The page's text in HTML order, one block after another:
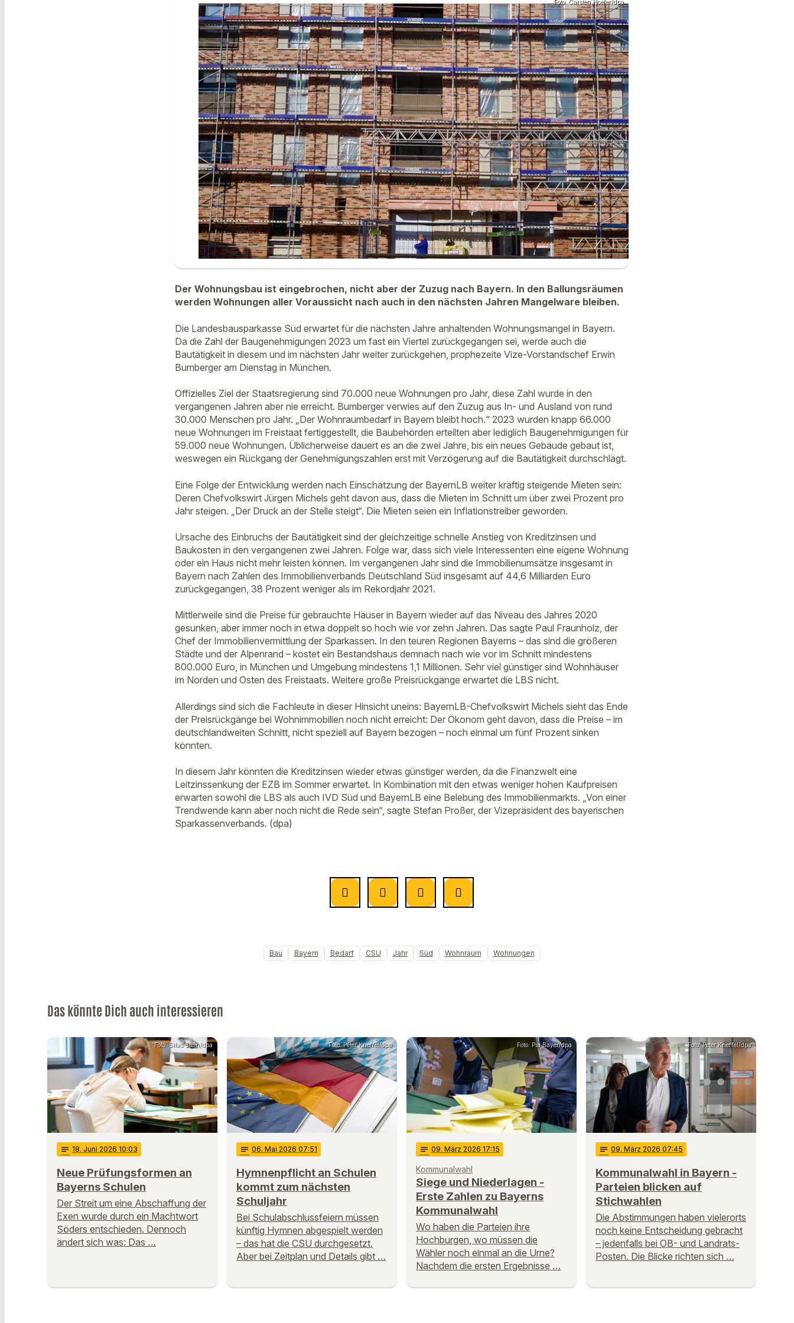
Foto: Carsten Hoefer/dpa
Der Wohnungsbau ist eingebrochen, nicht aber der Zuzug nach Bayern. In den Ballungsräumen
werden Wohnungen aller Voraussicht nach auch in den nächsten Jahren Mangelware bleiben.
Die Landesbausparkasse Süd erwartet für die nächsten Jahre anhaltenden Wohnungsmangel in Bayern.
Da die Zahl der Baugenehmigungen 2023 um fast ein Viertel zurückgegangen sei, werde auch die
Bautätigkeit in diesem und im nächsten Jahr weiter zurückgehen, prophezeite Vize-Vorstandschef Erwin
Bumberger am Dienstag in München.
Offizielles Ziel der Staatsregierung sind 70.000 neue Wohnungen pro Jahr, diese Zahl wurde in den
vergangenen Jahren aber nie erreicht. Bumberger verwies auf den Zuzug aus In- und Ausland von rund
30.000 Menschen pro Jahr. „Der Wohnraumbedarf in Bayern bleibt hoch.“ 2023 wurden knapp 66.000
neue Wohnungen im Freistaat fertiggestellt, die Baubehörden erteilten aber lediglich Baugenehmigungen für
59.000 neue Wohnungen. Üblicherweise dauert es an die zwei Jahre, bis ein neues Gebäude gebaut ist,
weswegen ein Rückgang der Genehmigungszahlen erst mit Verzögerung auf die Bautätigkeit durchschlägt.
Eine Folge der Entwicklung werden nach Einschätzung der BayernLB weiter kräftig steigende Mieten sein:
Deren Chefvolkswirt Jürgen Michels geht davon aus, dass die Mieten im Schnitt um über zwei Prozent pro
Jahr steigen. „Der Druck an der Stelle steigt“. Die Mieten seien ein Inflationstreiber geworden.
Ursache des Einbruchs der Bautätigkeit sind der gleichzeitige schnelle Anstieg von Kreditzinsen und
Baukosten in den vergangenen zwei Jahren. Folge war, dass sich viele Interessenten eine eigene Wohnung
oder ein Haus nicht mehr leisten können. Im vergangenen Jahr sind die Immobilienumsätze insgesamt in
Bayern nach Zahlen des Immobilienverbands Deutschland Süd insgesamt auf 44,6 Milliarden Euro
zurückgegangen, 38 Prozent weniger als im Rekordjahr 2021.
Mittlerweile sind die Preise für gebrauchte Häuser in Bayern wieder auf das Niveau des Jahres 2020
gesunken, aber immer noch in etwa doppelt so hoch wie vor zehn Jahren. Das sagte Paul Fraunholz, der
Chef der Immobilienvermittlung der Sparkassen. In den teuren Regionen Bayerns – das sind die größeren
Städte und der Alpenrand – kostet ein Bestandshaus demnach nach wie vor im Schnitt mindestens
800.000 Euro, in München und Umgebung mindestens 1,1 Millionen. Sehr viel günstiger sind Wohnhäuser
im Norden und Osten des Freistaats. Weitere große Preisrückgänge erwartet die LBS nicht.
Allerdings sind sich die Fachleute in dieser Hinsicht uneins: BayernLB-Chefvolkswirt Michels sieht das Ende
der Preisrückgänge bei Wohnimmobilien noch nicht erreicht: Der Ökonom geht davon, dass die Preise – im
deutschlandweiten Schnitt, nicht speziell auf Bayern bezogen – noch einmal um fünf Prozent sinken
könnten.
In diesem Jahr könnten die Kreditzinsen wieder etwas günstiger werden, da die Finanzwelt eine
Leitzinssenkung der EZB im Sommer erwartet. In Kombination mit den etwas weniger hohen Kaufpreisen
erwarten sowohl die LBS als auch IVD Süd und BayernLB eine Belebung des Immobilienmarkts. „Von einer
Trendwende kann aber noch nicht die Rede sein“, sagte Stefan Proßer, der Vizepräsident des bayerischen
Sparkassenverbands. (dpa)
Bau Bayern Bedarf CSU Jahr Süd Wohnraum Wohnungen
Das könnte Dich auch interessieren
Foto: Silas Stein/dpa
notes 18. Juni 2026 10:03
Neue Prüfungsformen an
Bayerns Schulen
Der Streit um eine Abschaffung der
Exen wurde durch ein Machtwort
Söders entschieden. Dennoch
ändert sich was: Das …
Foto: Peter Kneffel/dpa
notes 06. Mai 2026 07:51
Hymnenpflicht an Schulen
kommt zum nächsten
Schuljahr
Bei Schulabschlussfeiern müssen
künftig Hymnen abgespielt werden
– das hat die CSU durchgesetzt.
Aber bei Zeitplan und Details gibt …
Foto: Pia Bayer/dpa
notes 09. März 2026 17:15
Kommunalwahl
Siege und Niederlagen -
Erste Zahlen zu Bayerns
Kommunalwahl
Wo haben die Parteien ihre
Hochburgen, wo müssen die
Wähler noch einmal an die Urne?
Nachdem die ersten Ergebnisse …
Foto: Peter Kneffel/dpa
notes 09. März 2026 07:45
Kommunalwahl in Bayern -
Parteien blicken auf
Stichwahlen
Die Abstimmungen haben vielerorts
noch keine Entscheidung gebracht
– jedenfalls bei OB- und Landrats-
Posten. Die Blicke richten sich …